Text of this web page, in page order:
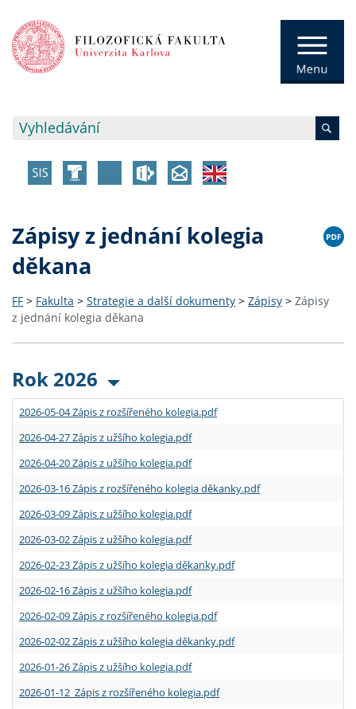
Zápisy z jednání kolegia
děkana
FF > Fakulta > Strategie a další dokumenty > Zápisy > Zápisy
z jednání kolegia děkana
Rok 2026
2026-05-04 Zápis z rozšířeného kolegia.pdf
2026-04-27 Zápis z užšího kolegia.pdf
2026-04-20 Zápis z užšího kolegia.pdf
2026-03-16 Zápis z rozšířeného kolegia děkanky.pdf
2026-03-09 Zápis z užšího kolegia.pdf
2026-03-02 Zápis z užšího kolegia.pdf
2026-02-23 Zápis z užšího kolegia děkanky.pdf
2026-02-16 Zápis z užšího kolegia.pdf
2026-02-09 Zápis z rozšířeného kolegia.pdf
2026-02-02 Zápis z užšího kolegia děkanky.pdf
2026-01-26 Zápis z užšího kolegia.pdf
2026-01-12 Zápis z rozšířeného kolegia.pdf